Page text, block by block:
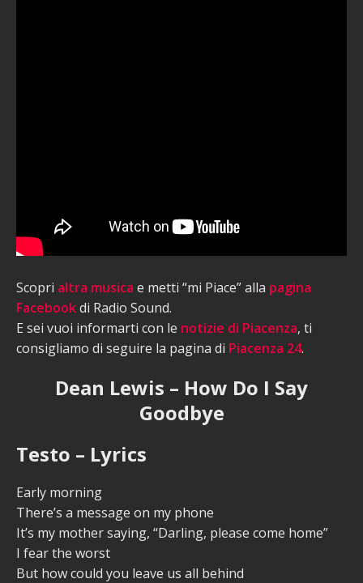
Scopri altra musica e metti “mi Piace” alla pagina
Facebookdi Radio Sound.
E sei vuoi informarti con le notizie di Piacenza, ti
consigliamo di seguire la pagina di Piacenza 24.
Dean Lewis – How Do I Say
Goodbye
Testo – Lyrics
Early morning
There’s a message on my phone
It’s my mother saying, “Darling, please come home”
I fear the worst
But how could you leave us all behind